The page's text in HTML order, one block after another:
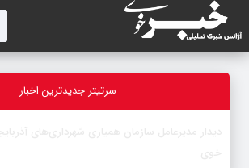
سرتیتر جدیدترین اخبار